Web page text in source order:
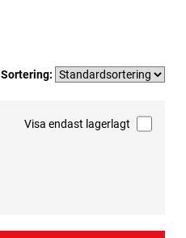
Sortering:
Visa endast lagerlagt